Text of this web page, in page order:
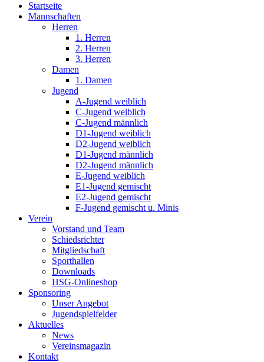
Startseite
Mannschaften
Herren
1. Herren
2. Herren
3. Herren
Damen
1. Damen
Jugend
A-Jugend weiblich
C-Jugend weiblich
C-Jugend männlich
D1-Jugend weiblich
D2-Jugend weiblich
D1-Jugend männlich
D2-Jugend männlich
E-Jugend weiblich
E1-Jugend gemischt
E2-Jugend gemischt
F-Jugend gemischt u. Minis
Verein
Vorstand und Team
Schiedsrichter
Mitgliedschaft
Sporthallen
Downloads
HSG-Onlineshop
Sponsoring
Unser Angebot
Jugendspielfelder
Aktuelles
News
Vereinsmagazin
Kontakt